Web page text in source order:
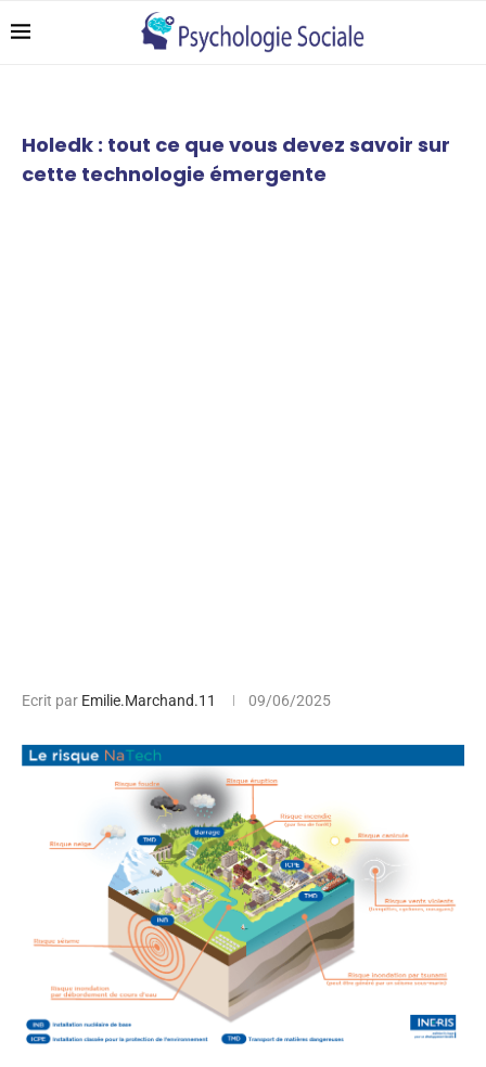
Holedk : tout ce que vous devez savoir sur
cette technologie émergente
Ecrit par Emilie.Marchand.11 09/06/2025